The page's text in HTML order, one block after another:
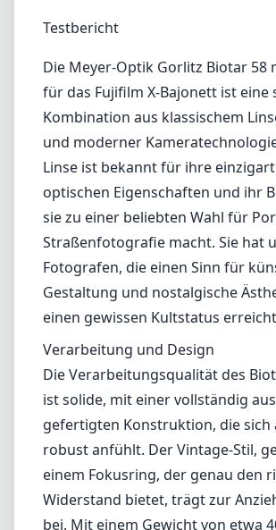
Lenses by mount
Canon EF
Canon EF-M
Canon RF
Fujifilm G
Leica L-Mount
Leica M-Mount
Micro Four Thirds (MFT/M43)
Nikon F (DX/FX)
Nikon Z (DX/FX)
Sony E
Blog
Objektive nach Mount
Canon EF
Canon RF
Fujifilm G
Leica L-Mount
Leica M-Mount
Micro Four Thirds (MFT/M43)
Nikon F (DX/FX)